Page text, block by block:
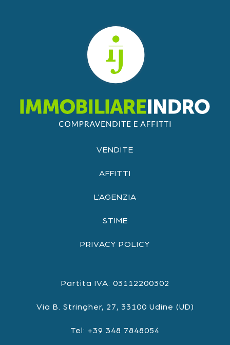
VENDITE
AFFITTI
L'AGENZIA
STIME
PRIVACY POLICY
Partita IVA: 03112200302
Via B. Stringher, 27, 33100 Udine (UD)
Tel: +39 348 7848054